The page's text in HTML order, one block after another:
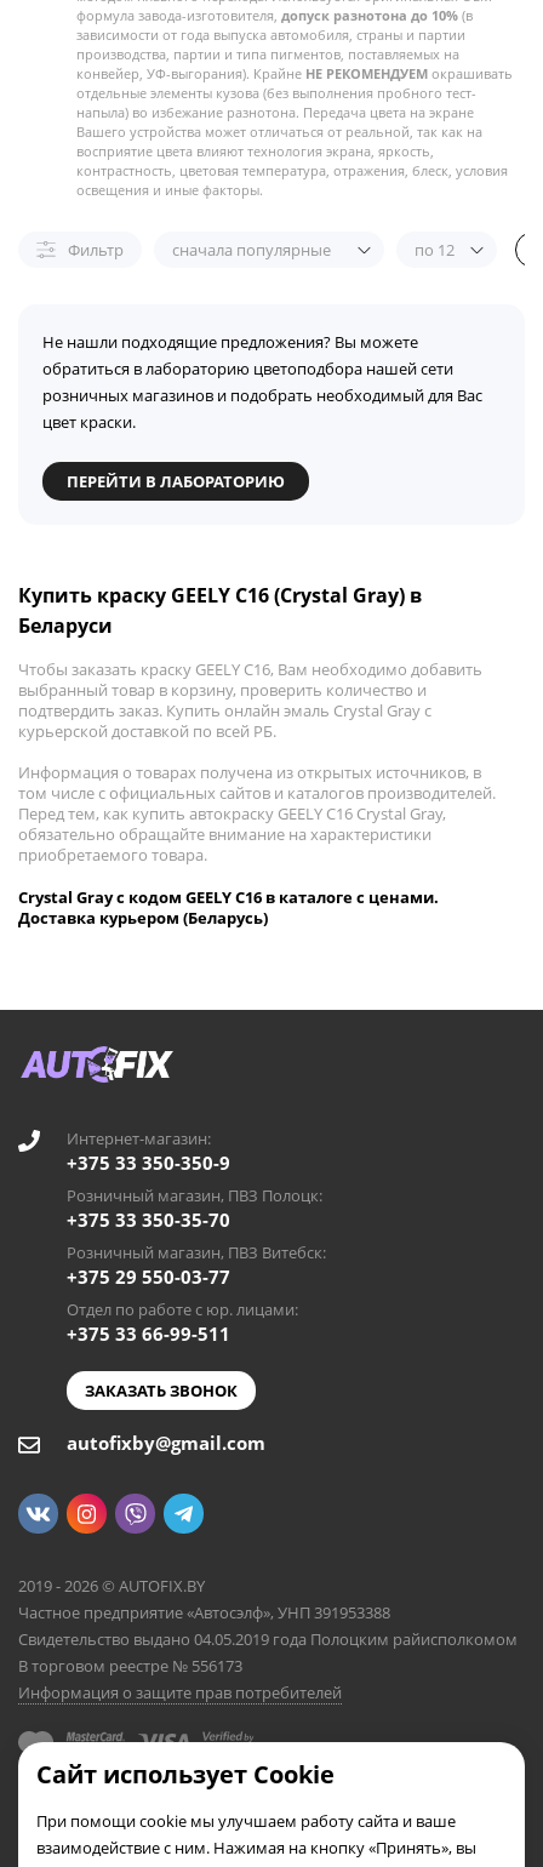
формула завода-изготовителя, допуск разнотона до 10% (в
зависимости от года выпуска автомобиля, страны и партии
производства, партии и типа пигментов, поставляемых на
конвейер, УФ-выгорания). Крайне НЕ РЕКОМЕНДУЕМ окрашивать
отдельные элементы кузова (без выполнения пробного тест-
напыла) во избежание разнотона. Передача цвета на экране
Вашего устройства может отличаться от реальной, так как на
восприятие цвета влияют технология экрана, яркость,
контрастность, цветовая температура, отражения, блеск, условия
освещения и иные факторы.
Фильтр сначала популярные по 12
Не нашли подходящие предложения? Вы можете
обратиться в лабораторию цветоподбора нашей сети
розничных магазинов и подобрать необходимый для Вас
цвет краски.
ПЕРЕЙТИ В ЛАБОРАТОРИЮ
Купить краску GEELY C16 (Crystal Gray) в
Беларуси
Чтобы заказать краску GEELY C16, Вам необходимо добавить
выбранный товар в корзину, проверить количество и
подтвердить заказ. Купить онлайн эмаль Crystal Gray с
курьерской доставкой по всей РБ.
Информация о товарах получена из открытых источников, в
том числе с официальных сайтов и каталогов производителей.
Перед тем, как купить автокраску GEELY C16 Crystal Gray,
обязательно обращайте внимание на характеристики
приобретаемого товара.
Crystal Gray с кодом GEELY C16 в каталоге с ценами.
Доставка курьером (Беларусь)
Интернет-магазин:
+375 33 350-350-9
Розничный магазин, ПВЗ Полоцк:
+375 33 350-35-70
Розничный магазин, ПВЗ Витебск:
+375 29 550-03-77
Отдел по работе с юр. лицами:
+375 33 66-99-511
ЗАКАЗАТЬ ЗВОНОК
autofixby@gmail.com
2019 - 2026 © AUTOFIX.BY
Частное предприятие «Автосэлф», УНП 391953388
Свидетельство выдано 04.05.2019 года Полоцким райисполкомом
В торговом реестре № 556173
Информация о защите прав потребителей
Сайт использует Cookie
При помощи cookie мы улучшаем работу сайта и ваше
взаимодействие с ним. Нажимая на кнопку «Принять», вы